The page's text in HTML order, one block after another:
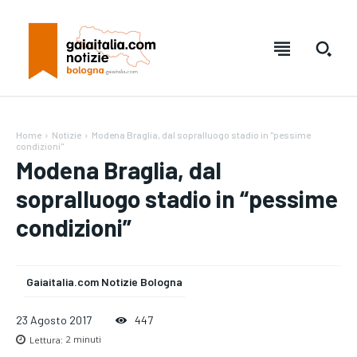
Testo: A- Reset A+
Testo: A- Reset A+
Home Notizie
Modena Braglia, dal sopralluogo stadio in "pessime
condizioni"
Modena Braglia, dal
sopralluogo stadio in “pessime
condizioni”
Gaiaitalia.com Notizie Bologna
23 Agosto 2017 447
Lettura: 2 minuti